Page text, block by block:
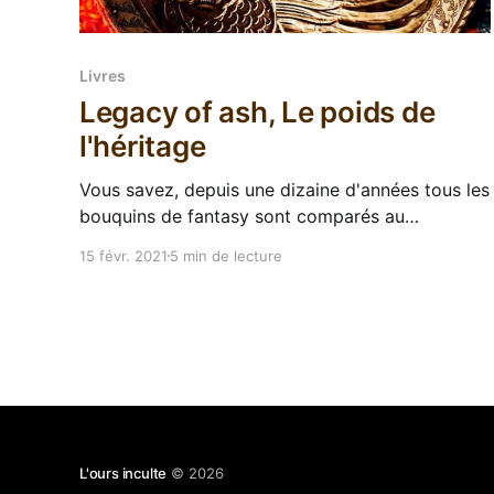
Livres
Legacy of ash, Le poids de
l'héritage
Vous savez, depuis une dizaine d'années tous les
bouquins de fantasy sont comparés au
n'importe quoi. Du coup ça fait un peu bizarre
15 févr. 2021 5 min de lecture
L'ours inculte © 2026